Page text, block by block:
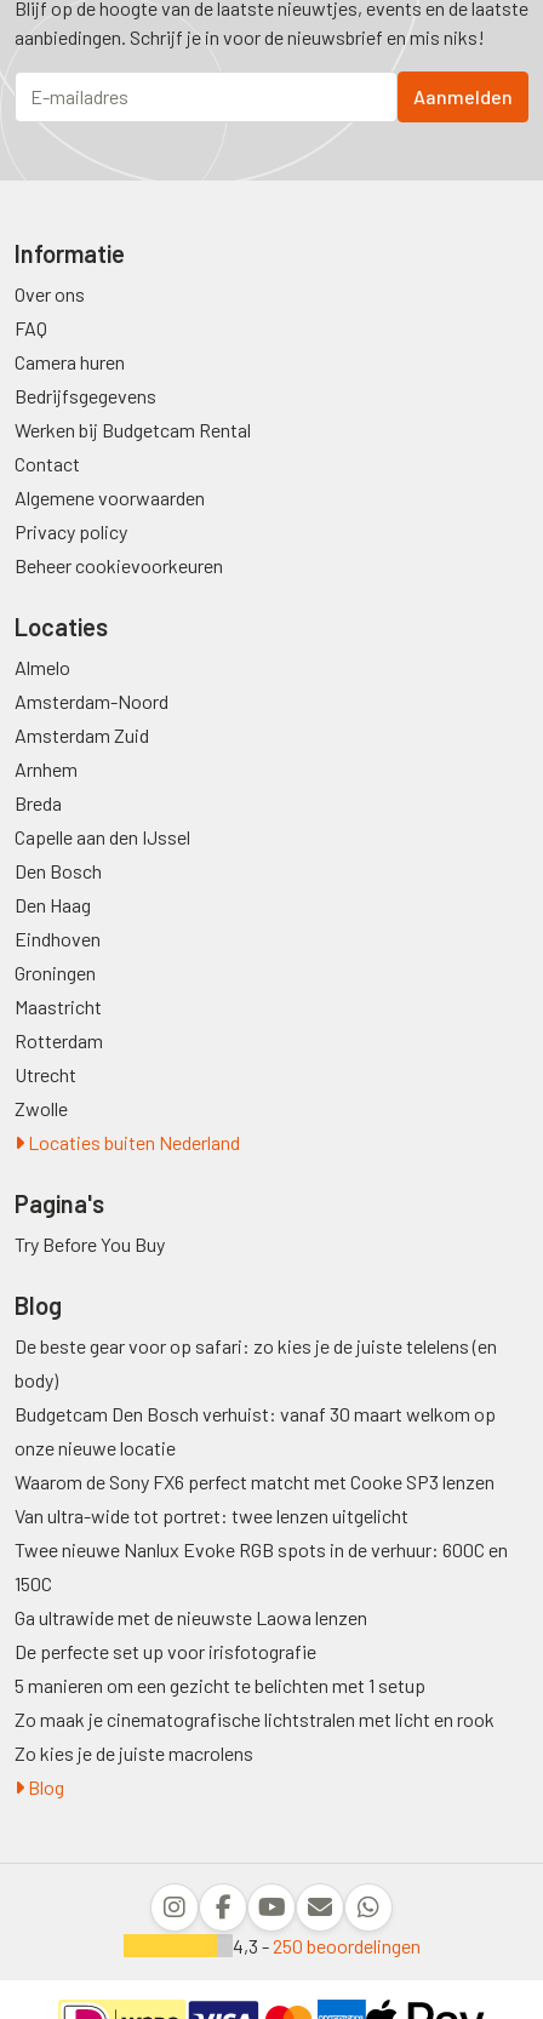
Blijf op de hoogte van de laatste nieuwtjes, events en de laatste
aanbiedingen. Schrijf je in voor de nieuwsbrief en mis niks!
Informatie
Over ons
FAQ
Camera huren
Bedrijfsgegevens
Werken bij Budgetcam Rental
Contact
Algemene voorwaarden
Privacy policy
Beheer cookievoorkeuren
Locaties
Almelo
Amsterdam-Noord
Amsterdam Zuid
Arnhem
Breda
Capelle aan den IJssel
Den Bosch
Den Haag
Eindhoven
Groningen
Maastricht
Rotterdam
Utrecht
Zwolle
Locaties buiten Nederland
Pagina's
Try Before You Buy
Blog
De beste gear voor op safari: zo kies je de juiste telelens (en
body)
Budgetcam Den Bosch verhuist: vanaf 30 maart welkom op
onze nieuwe locatie
Waarom de Sony FX6 perfect matcht met Cooke SP3 lenzen
Van ultra-wide tot portret: twee lenzen uitgelicht
Twee nieuwe Nanlux Evoke RGB spots in de verhuur: 600C en
150C
Ga ultrawide met de nieuwste Laowa lenzen
De perfecte set up voor irisfotografie
5 manieren om een gezicht te belichten met 1 setup
Zo maak je cinematografische lichtstralen met licht en rook
Zo kies je de juiste macrolens
Blog
4,3 -250 beoordelingen